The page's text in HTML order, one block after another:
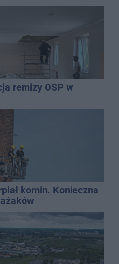
remizy OSP w
komin. Konieczna